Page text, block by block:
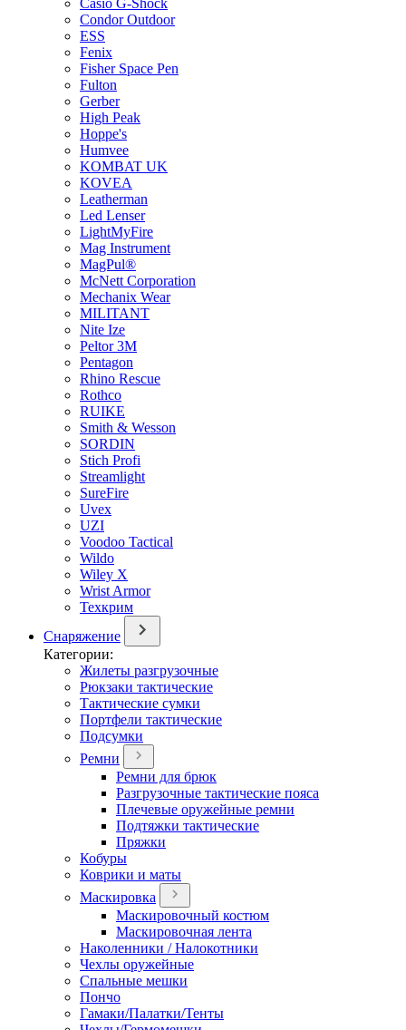
Casio G-Shock
Condor Outdoor
ESS
Fenix
Fisher Space Pen
Fulton
Gerber
High Peak
Hoppe's
Humvee
KOMBAT UK
KOVEA
Leatherman
Led Lenser
LightMyFire
Mag Instrument
MagPul®
McNett Corporation
Mechanix Wear
MILITANT
Nite Ize
Peltor 3M
Pentagon
Rhino Rescue
Rothco
RUIKE
Smith & Wesson
SORDIN
Stich Profi
Streamlight
SureFire
Uvex
UZI
Voodoo Tactical
Wildo
Wiley X
Wrist Armor
Техкрим
Снаряжение
Категории:
Жилеты разгрузочные
Рюкзаки тактические
Тактические сумки
Портфели тактические
Подсумки
Ремни
Ремни для брюк
Разгрузочные тактические пояса
Плечевые оружейные ремни
Подтяжки тактические
Пряжки
Кобуры
Коврики и маты
Маскировка
Маскировочный костюм
Маскировочная лента
Наколенники / Налокотники
Чехлы оружейные
Спальные мешки
Пончо
Гамаки/Палатки/Тенты